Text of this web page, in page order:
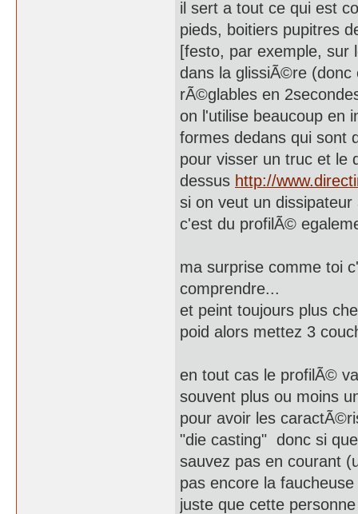
il sert a tout ce qui est
pieds, boitiers pupitres
[festo, par exemple, sur
dans la glissiÃ©re
rÃ©glables en
on l'utilise beaucoup en
formes dedans qui sont
pour visser un truc et le
dessus http://
si on veut un
c'est du profilÃ©
ma surprise comme toi
comprendre...
et peint toujours plus
poid alors mettez 3
en tout cas le profilÃ©
souvent plus ou moins
pour avoir les
"die casting" donc si
sauvez pas en courant
pas encore la
juste que cette